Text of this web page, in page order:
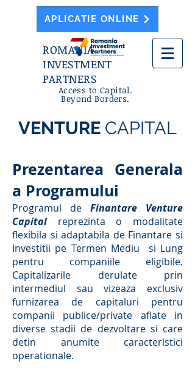
APLICATIE ONLINE
ROMANIA
INVESTMENT
PARTNERS
Access to Capital.
Beyond Borders.
VENTURE CAPITAL
Prezentarea Generala
a Programului
Programul de Finantare Venture
Capitalreprezinta o modalitate
flexibila si adaptabila de Finantare si
Investitii pe Termen Mediu si Lung
pentru companiile eligibile.
Capitalizarile derulate prin
intermediul sau vizeaza exclusiv
furnizarea de capitaluri pentru
companii publice/private aflate in
diverse stadii de dezvoltare si care
detin anumite caracteristici
operationale.